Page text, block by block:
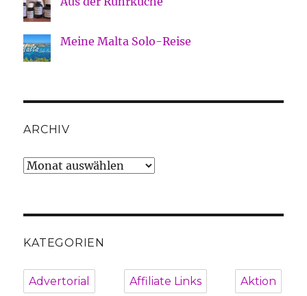
Meine Malta Solo-Reise
ARCHIV
Archiv
KATEGORIEN
Advertorial Affiliate Links Aktion